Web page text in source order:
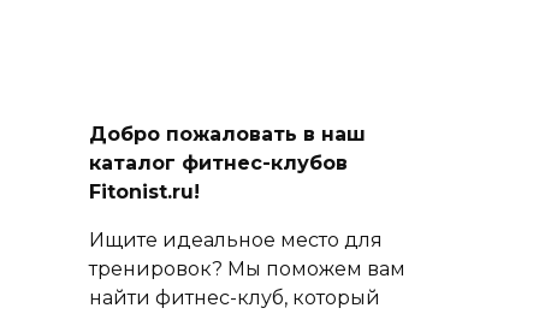
Добро пожаловать в наш
каталог фитнес-клубов
Fitonist.ru!
Ищите идеальное место для
тренировок? Мы поможем вам
найти фитнес-клуб, который